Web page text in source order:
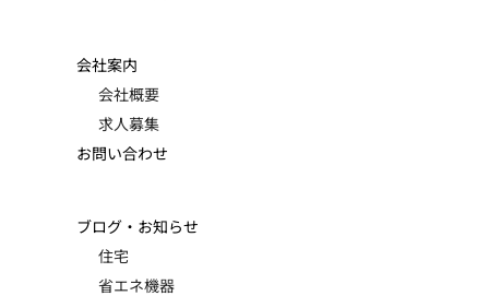
会社案内
会社概要
求人募集
お問い合わせ
ブログ・お知らせ
住宅
省エネ機器